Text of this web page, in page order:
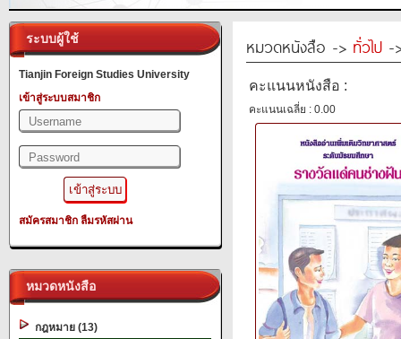
ระบบผู้ใช้
Tianjin Foreign Studies University
เข้าสู่ระบบสมาชิก
สมัครสมาชิก ลืมรหัสผ่าน
หมวดหนังสือ
กฎหมาย (13)
หมวดหนังสือ -> ทั่วไป -
คะแนนหนังสือ :
คะแนนเฉลี่ย : 0.00